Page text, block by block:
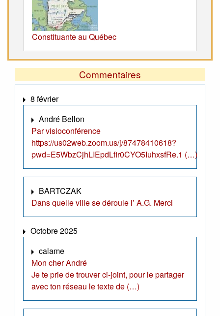
Constituante au Québec
Commentaires
8 février
André Bellon
Par visioconférence
https://us02web.zoom.us/j/87478410618?
pwd=E5WbzCjhLIEpdLfir0CYO5IuhxsfRe.1 (…)
BARTCZAK
Dans quelle ville se déroule l’ A.G. Merci
Octobre 2025
calame
Mon cher André
Je te prie de trouver ci-joint, pour le partager
avec ton réseau le texte de (…)